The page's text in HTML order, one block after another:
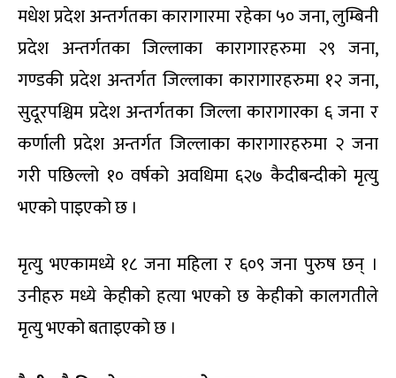
मधेश प्रदेश अन्तर्गतका कारागारमा रहेका ५० जना, लुम्बिनी
प्रदेश अन्तर्गतका जिल्लाका कारागारहरुमा २९ जना,
गण्डकी प्रदेश अन्तर्गत जिल्लाका कारागारहरुमा १२ जना,
सुदूरपश्चिम प्रदेश अन्तर्गतका जिल्ला कारागारका ६ जना र
कर्णाली प्रदेश अन्तर्गत जिल्लाका कारागारहरुमा २ जना
गरी पछिल्लो १० वर्षको अवधिमा ६२७ कैदीबन्दीको मृत्यु
भएको पाइएको छ ।
मृत्यु भएकामध्ये १८ जना महिला र ६०९ जना पुरुष छन् ।
उनीहरु मध्ये केहीको हत्या भएको छ केहीको कालगतीले
मृत्यु भएको बताइएको छ ।